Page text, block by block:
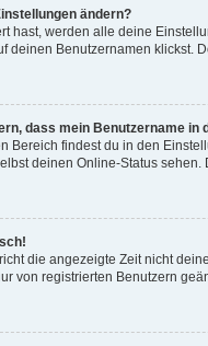
ändern?
hast, werden alle deine
deinen Benutzernamen klickst.
dass mein Benutzername in
Bereich findest du in den
deinen Online-Status
die angezeigte Zeit nicht
von registrierten Benutzern